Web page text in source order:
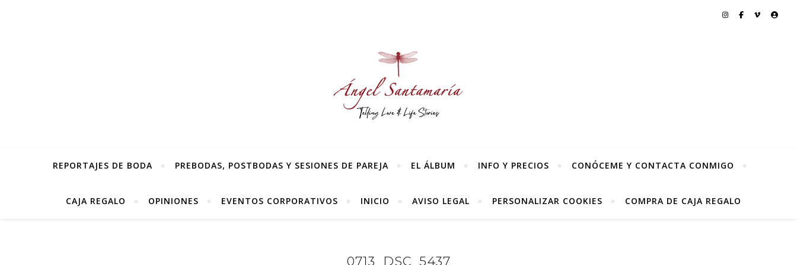
REPORTAJES DE BODA PREBODAS, POSTBODAS Y SESIONES DE PAREJA EL ÁLBUM INFO Y PRECIOS CONÓCEME Y CONTACTA CONMIGO
CAJA REGALO OPINIONES EVENTOS CORPORATIVOS INICIO AVISO LEGAL PERSONALIZAR COOKIES COMPRA DE CAJA REGALO
0713_DSC_5437